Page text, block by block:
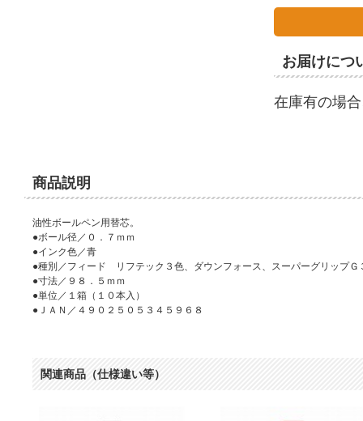
お届けにつ
在庫有の場
商品説明
油性ボールペン用替芯。
●ボール径／０．７ｍｍ
●インク色／青
●種別／フィード リフテック３色、ダウンフォース、スーパーグリップＧ
●寸法／９８．５ｍｍ
●単位／１箱（１０本入）
●ＪＡＮ／４９０２５０５３４５９６８
関連商品（仕様違い等）